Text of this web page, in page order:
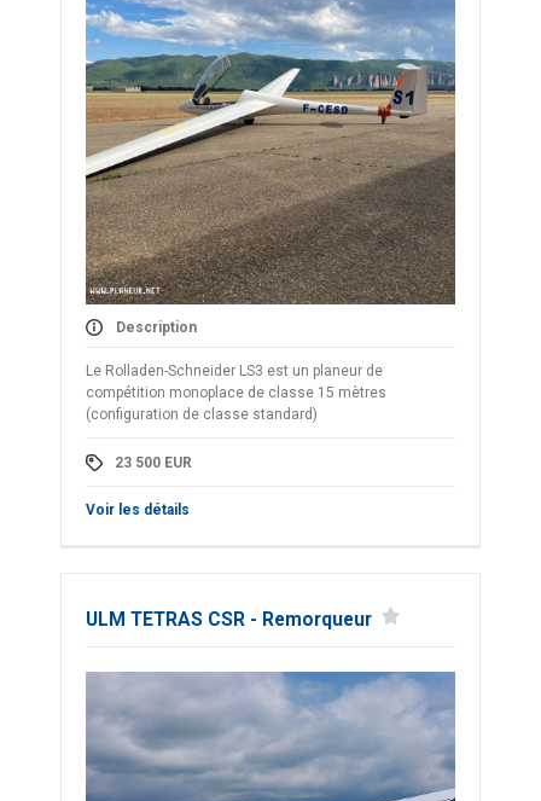
Description
Le Rolladen-Schneider LS3 est un planeur de
compétition monoplace de classe 15 mètres
(configuration de classe standard)
23 500 EUR
Voir les détails
ULM TETRAS CSR - Remorqueur